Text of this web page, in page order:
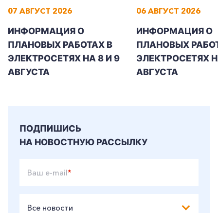
07 АВГУСТ 2026
ИНФОРМАЦИЯ О
ПЛАНОВЫХ РАБОТАХ В
ЭЛЕКТРОСЕТЯХ НА 8 И 9
АВГУСТА
06 АВГУСТ 2026
ИНФОРМАЦИЯ О
ПЛАНОВЫХ
ЭЛЕКТРОСЕТЯХ
АВГУСТА
ПОДПИШИСЬ
НА НОВОСТНУЮ РАССЫЛКУ
Ваш e-mail*
Все новости